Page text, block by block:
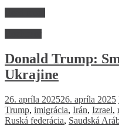
Donald Trump:
Ukrajine
26. apríla 202526. apríla 2025
Trump, imigrácia, Irán, Izrael,
Ruská federácia, Saudská